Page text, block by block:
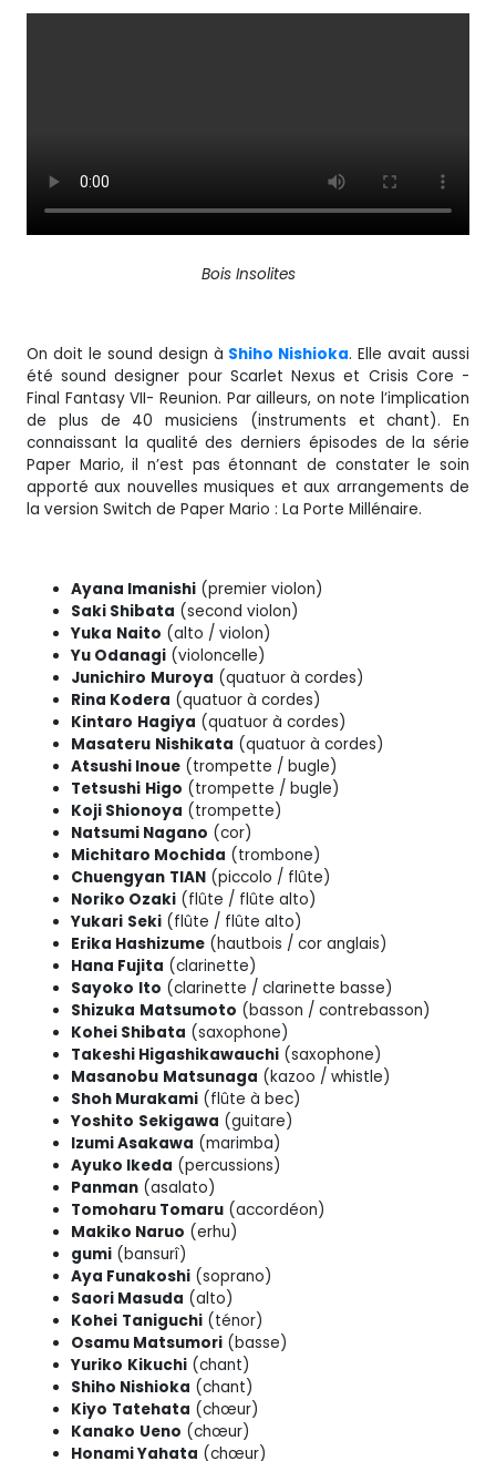
Bois Insolites
On doit le sound design à Shiho Nishioka. Elle avait aussi
été sound designer pour Scarlet Nexus et Crisis Core -
Final Fantasy VII- Reunion. Par ailleurs, on note l’implication
de plus de 40 musiciens (instruments et chant). En
connaissant la qualité des derniers épisodes de la série
Paper Mario, il n’est pas étonnant de constater le soin
apporté aux nouvelles musiques et aux arrangements de
la version Switch de Paper Mario : La Porte Millénaire.
Ayana Imanishi (premier violon)
Saki Shibata (second violon)
Yuka Naito (alto / violon)
Yu Odanagi (violoncelle)
Junichiro Muroya (quatuor à cordes)
Rina Kodera (quatuor à cordes)
Kintaro Hagiya (quatuor à cordes)
Masateru Nishikata (quatuor à cordes)
Atsushi Inoue (trompette / bugle)
Tetsushi Higo (trompette / bugle)
Koji Shionoya (trompette)
Natsumi Nagano (cor)
Michitaro Mochida (trombone)
Chuengyan TIAN (piccolo / flûte)
Noriko Ozaki (flûte / flûte alto)
Yukari Seki (flûte / flûte alto)
Erika Hashizume (hautbois / cor anglais)
Hana Fujita (clarinette)
Sayoko Ito (clarinette / clarinette basse)
Shizuka Matsumoto (basson / contrebasson)
Kohei Shibata (saxophone)
Takeshi Higashikawauchi (saxophone)
Masanobu Matsunaga (kazoo / whistle)
Shoh Murakami (flûte à bec)
Yoshito Sekigawa (guitare)
Izumi Asakawa (marimba)
Ayuko Ikeda (percussions)
Panman (asalato)
Tomoharu Tomaru (accordéon)
Makiko Naruo (erhu)
gumi (bansurî)
Aya Funakoshi (soprano)
Saori Masuda (alto)
Kohei Taniguchi (ténor)
Osamu Matsumori (basse)
Yuriko Kikuchi (chant)
Shiho Nishioka (chant)
Kiyo Tatehata (chœur)
Kanako Ueno (chœur)
Honami Yahata (chœur)